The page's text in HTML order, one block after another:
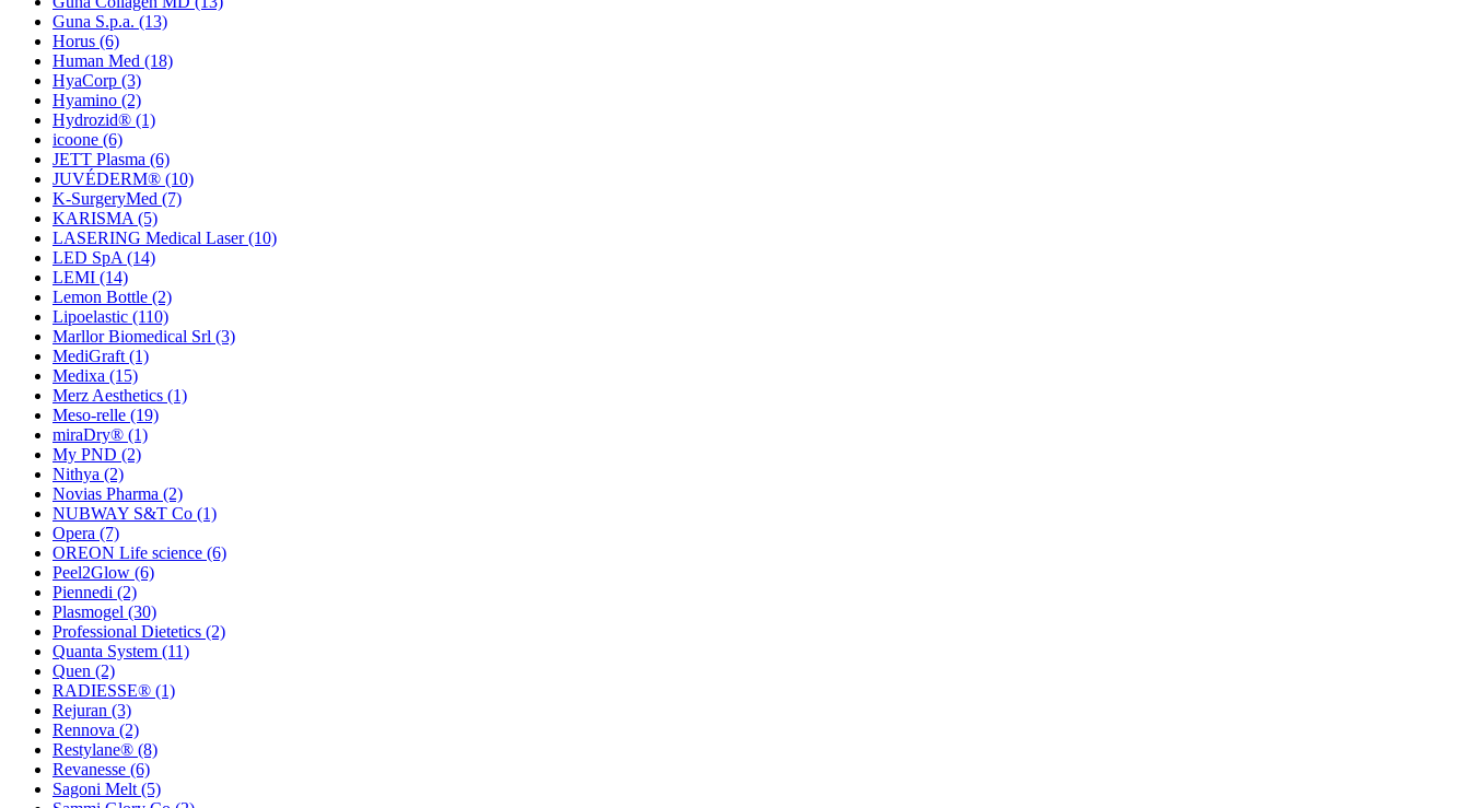
Guna S.p.a. (13)
Horus (6)
Human Med (18)
HyaCorp (3)
Hyamino (2)
Hydrozid® (1)
icoone (6)
JETT Plasma (6)
JUVÉDERM® (10)
K-SurgeryMed (7)
KARISMA (5)
LASERING Medical Laser(10)
LED SpA (14)
LEMI (14)
Lemon Bottle (2)
Lipoelastic (110)
Marllor Biomedical Srl (3)
MediGraft (1)
Medixa (15)
Merz Aesthetics (1)
Meso-relle (19)
miraDry® (1)
My PND (2)
Nithya (2)
Novias Pharma (2)
NUBWAY S&T Co (1)
Opera (7)
OREON Life science (6)
Peel2Glow (6)
Piennedi (2)
Plasmogel (30)
Professional Dietetics (2)
Quanta System (11)
Quen (2)
RADIESSE® (1)
Rejuran (3)
Rennova (2)
Restylane® (8)
Revanesse (6)
Sagoni Melt (5)